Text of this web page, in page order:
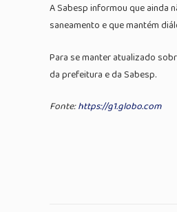
A Sabesp informou que ainda
saneamento e que mantém
Para se manter atualizado
da prefeitura e da Sabesp.
Fonte:https://g1.globo.com